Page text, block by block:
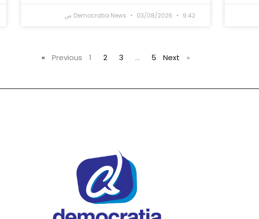
Democratia News 03/08/2026 9:42 ص
« Previous
1 2 3 … 5 Next »